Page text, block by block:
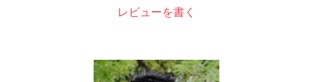
レビューを書く